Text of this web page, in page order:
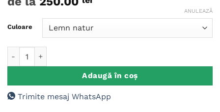
Culoare
ANULEAZĂ
Adaugă în coș
Trimite mesaj WhatsApp